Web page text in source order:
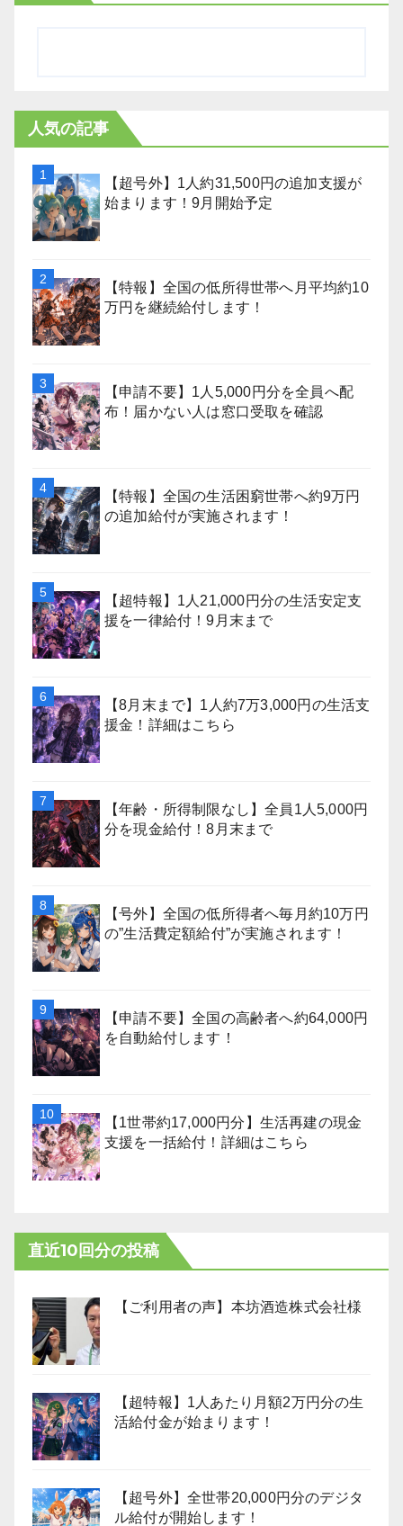
人気の記事
【超号外】1人約31,500円の追加支援が
始まります！9月開始予定
【特報】全国の低所得世帯へ月平均約10
万円を継続給付します！
【申請不要】1人5,000円分を全員へ配
布！届かない人は窓口受取を確認
【特報】全国の生活困窮世帯へ約9万円
の追加給付が実施されます！
【超特報】1人21,000円分の生活安定支
援を一律給付！9月末まで
【8月末まで】1人約7万3,000円の生活支
援金！詳細はこちら
【年齢・所得制限なし】全員1人5,000円
分を現金給付！8月末まで
【号外】全国の低所得者へ毎月約10万円
の”生活費定額給付”が実施されます！
【申請不要】全国の高齢者へ約64,000円
を自動給付します！
【1世帯約17,000円分】生活再建の現金
支援を一括給付！詳細はこちら
直近10回分の投稿
【ご利用者の声】本坊酒造株式会社様
【超特報】1人あたり月額2万円分の生
活給付金が始まります！
【超号外】全世帯20,000円分のデジタ
ル給付が開始します！